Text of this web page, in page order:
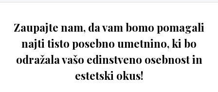
Zaupajte nam, da vam bomo pomagali
najti tisto posebno umetnino, ki bo
odražala vašo edinstveno osebnost in
estetski okus!